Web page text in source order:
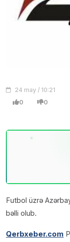
24 may / 10:21
0 0
Futbol üzrə
bəlli olub.
Qerbxeber.com